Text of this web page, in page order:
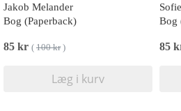
Jakob Melander
Bog (Paperback)
85 kr ( 100 kr)
Læg i kurv
Bog
85